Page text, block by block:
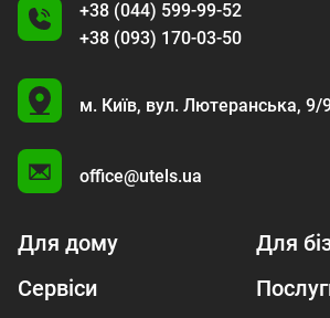
+38 (044) 599-99-52
+38 (093) 170-03-50
U
м. Київ, вул. Лютеранська, 9/
office@utels.ua
Для дому
Для
Сервіси